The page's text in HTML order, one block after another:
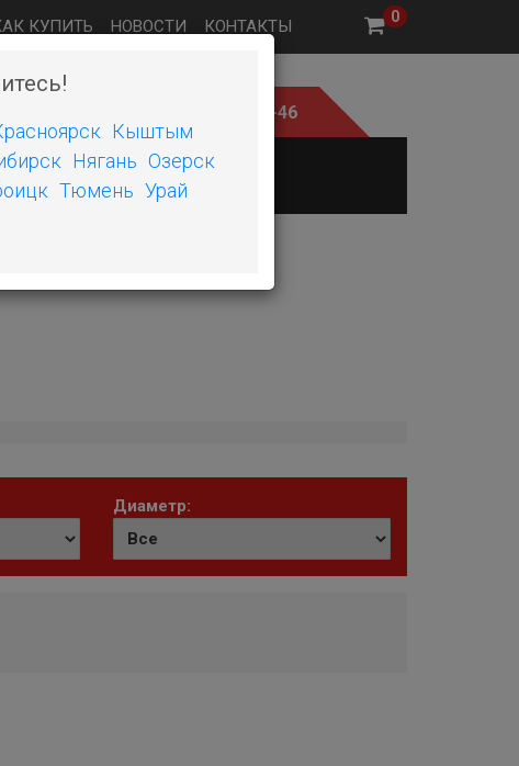
Кыштым
Нягань Озерск
Тюмень Урай
КУПИТЬ НОВОСТИ КОНТАКТЫ 0
+7 (351) 242-06-46
ШИНОМОНТАЖ
Диаметр: